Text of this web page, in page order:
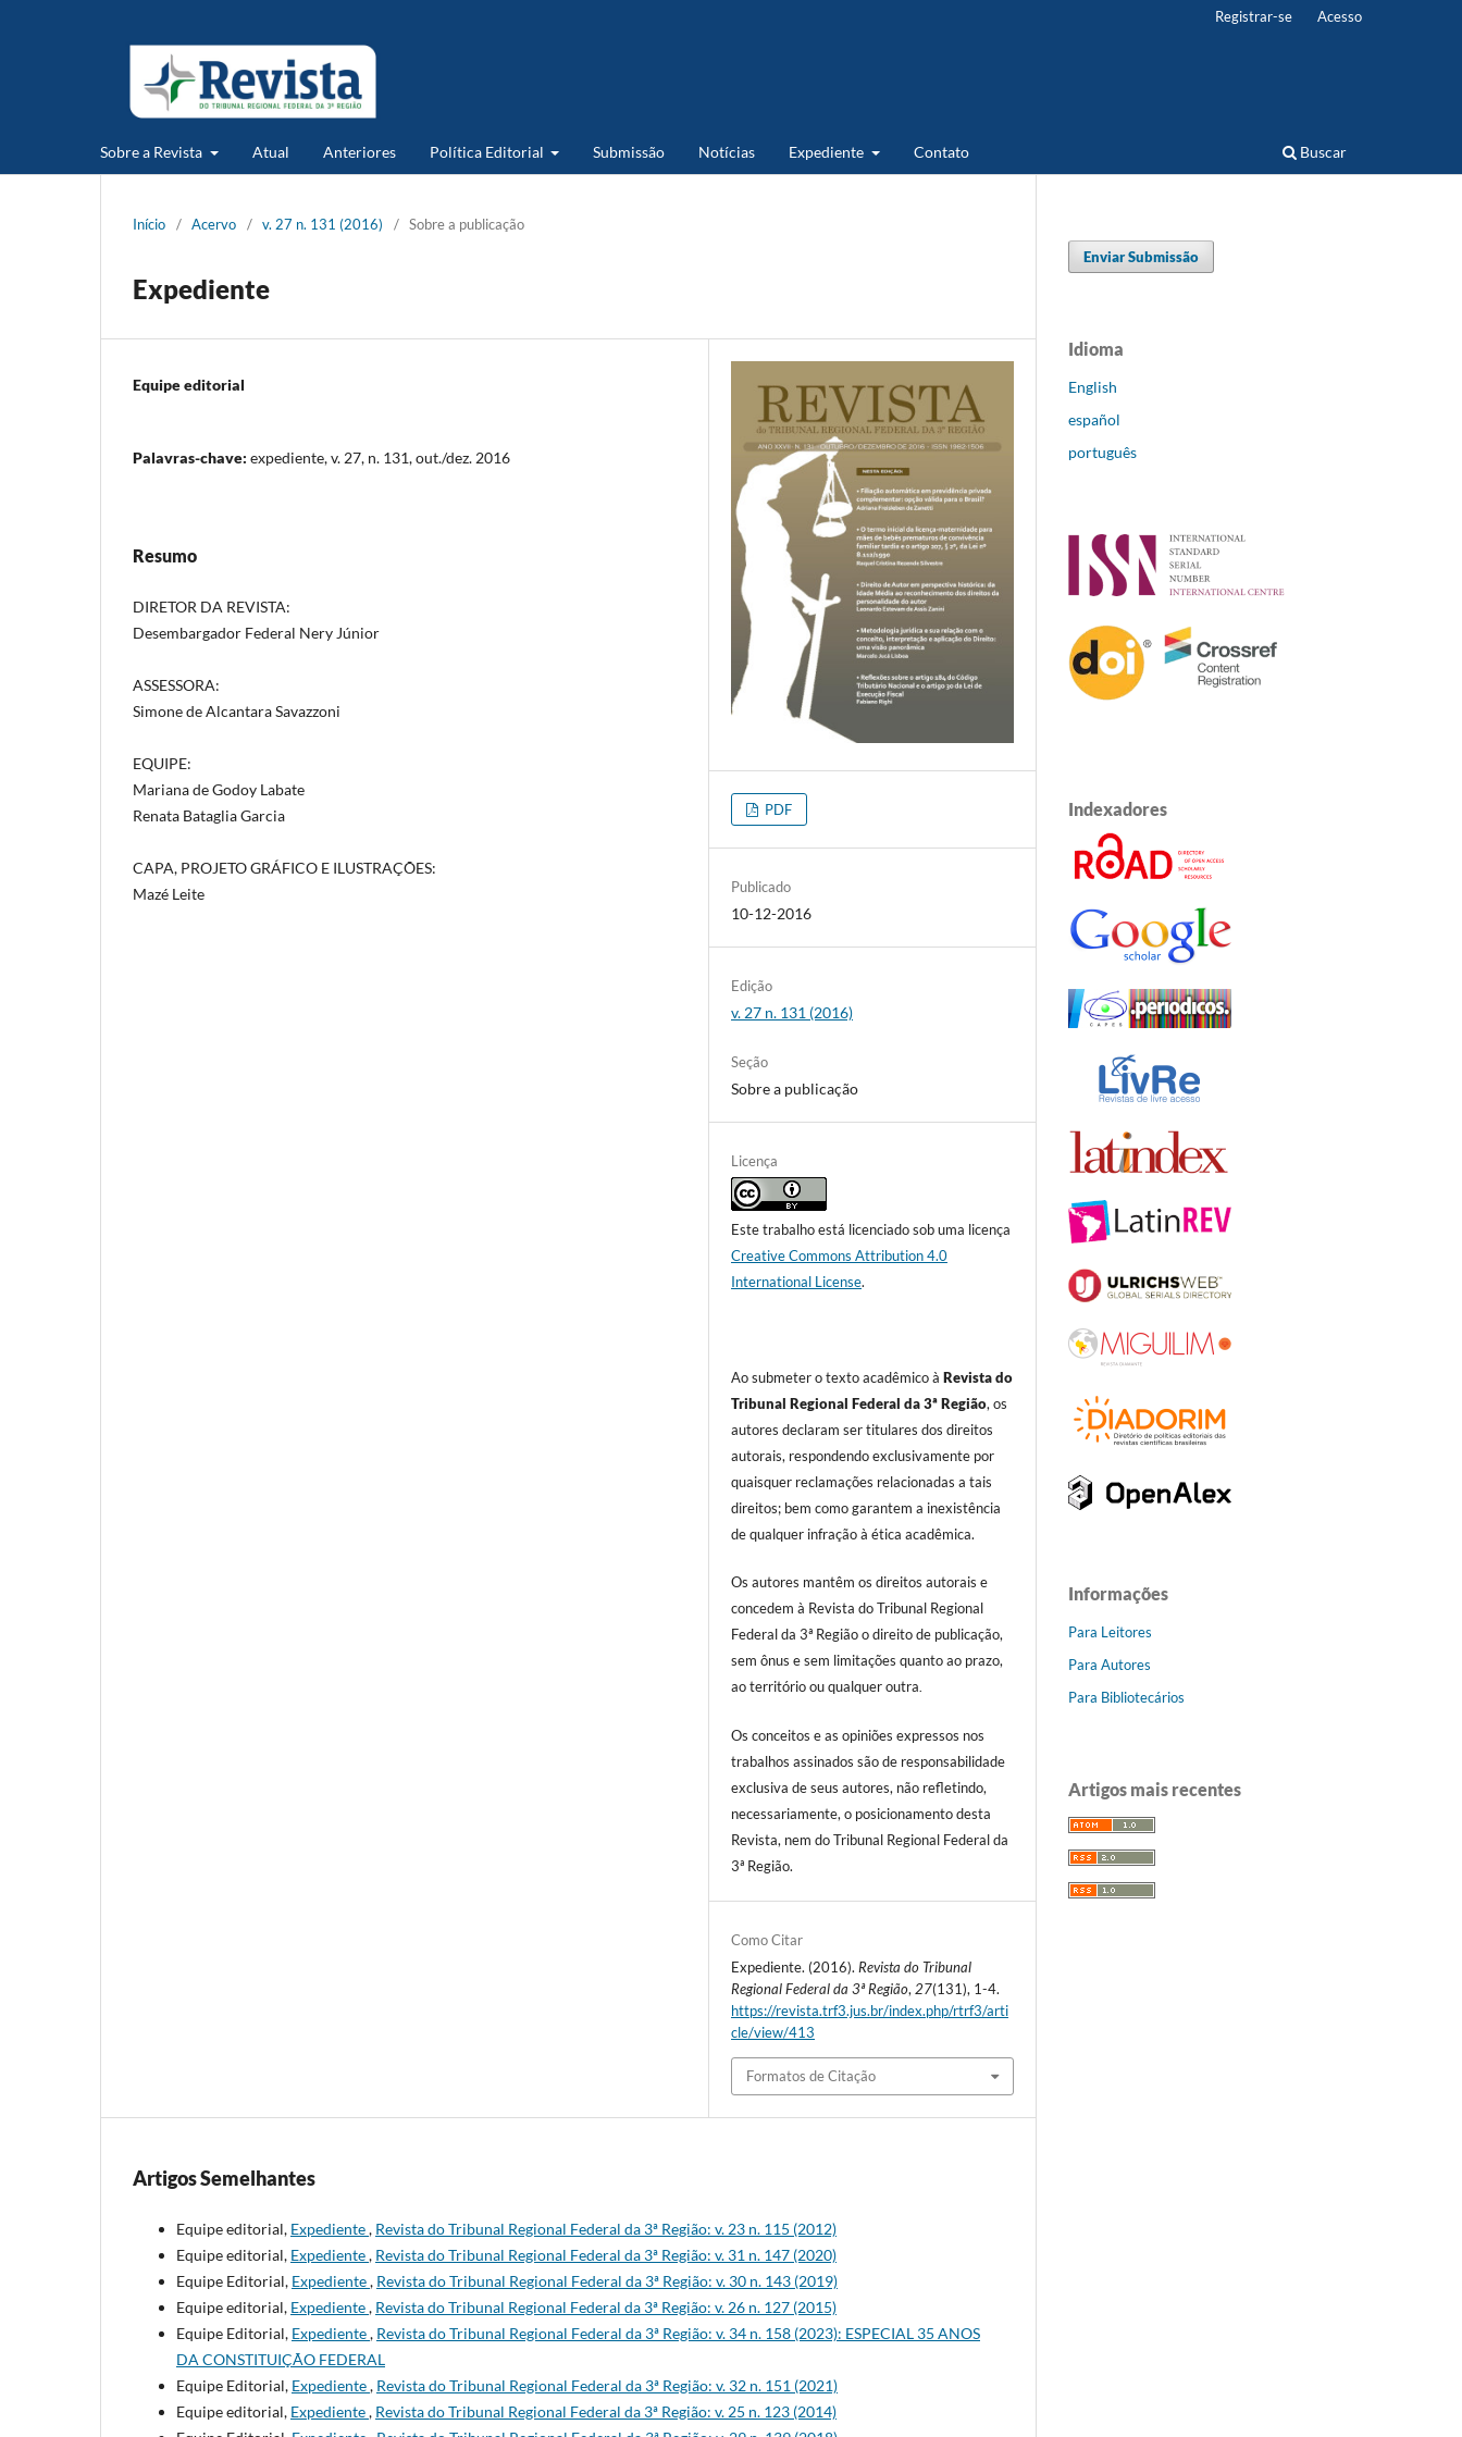
Sobre a Revista Atual Anteriores Política Editorial Submissão Notícias Expediente Contato Buscar
Registrar-se Acesso
Início / Acervo / v. 27 n. 131 (2016) / Sobre a publicação
Expediente
Equipe editorial
Palavras-chave: expediente, v. 27, n. 131, out./dez. 2016
Resumo
DIRETOR DA REVISTA:
Desembargador Federal Nery Júnior
ASSESSORA:
Simone de Alcantara Savazzoni
EQUIPE:
Mariana de Godoy Labate
Renata Bataglia Garcia
CAPA, PROJETO GRÁFICO E ILUSTRAÇÕES:
Mazé Leite
PDF
Publicado
10-12-2016
Edição
v. 27 n. 131 (2016)
Seção
Sobre a publicação
Licença
Este trabalho está licenciado sob uma licença
Creative Commons Attribution 4.0
International License.
Ao submeter o texto acadêmico àRevista do
Tribunal Regional Federal da 3ª Região, os
autores declaram ser titulares dos direitos
autorais, respondendo exclusivamente por
quaisquer reclamações relacionadas a tais
direitos; bem como garantem a inexistência
de qualquer infração à ética acadêmica.
Os autores mantêm os direitos autorais e
concedem à Revista do Tribunal Regional
Federal da 3ª Região o direito de publicação,
sem ônus e sem limitações quanto ao prazo,
ao território ou qualquer outra.
Os conceitos e as opiniões expressos nos
trabalhos assinados são de responsabilidade
exclusiva de seus autores, não refletindo,
necessariamente, o posicionamento desta
Revista, nem do Tribunal Regional Federal da
3ª Região.
Como Citar
Expediente. (2016). Revista do Tribunal
Regional Federal da 3ª Região, 27(131), 1-4.
https://revista.trf3.jus.br/index.php/rtrf3/arti
cle/view/413
Formatos de Citação
Artigos Semelhantes
Equipe editorial, Expediente, Revista do Tribunal Regional Federal da 3ª Região: v. 23 n. 115 (2012)
Equipe editorial, Expediente, Revista do Tribunal Regional Federal da 3ª Região: v. 31 n. 147 (2020)
Equipe Editorial, Expediente, Revista do Tribunal Regional Federal da 3ª Região: v. 30 n. 143 (2019)
Equipe editorial, Expediente, Revista do Tribunal Regional Federal da 3ª Região: v. 26 n. 127 (2015)
Equipe Editorial, Expediente, Revista do Tribunal Regional Federal da 3ª Região: v. 34 n. 158 (2023): ESPECIAL 35 ANOS
DA CONSTITUIÇÃO FEDERAL
Equipe Editorial, Expediente, Revista do Tribunal Regional Federal da 3ª Região: v. 32 n. 151 (2021)
Equipe editorial, Expediente, Revista do Tribunal Regional Federal da 3ª Região: v. 25 n. 123 (2014)
Enviar Submissão
Idioma
English
español
português
Indexadores
Informações
Para Leitores
Para Autores
Para Bibliotecários
Artigos mais recentes